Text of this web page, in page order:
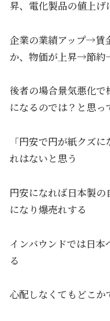
昇、電化製品の値上げ
企業の業績アップ→賃
か、物価が上昇→節約
後者の場合景気悪化
になるのでは？と思っ
「円安で円が紙クズ
れはないと思う
円安になれば日本製
になり爆売れする
インバウンドでは日
る
心配しなくてもどこか